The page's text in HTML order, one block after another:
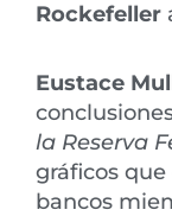
Rockefeller
Eustace
la Reserva
gráficos
bancos